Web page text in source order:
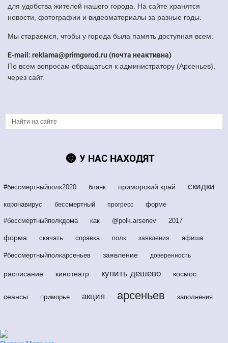
для удобства жителей нашего города. На сайте хранятся
новости, фотографии и видеоматериалы за разные годы.
Мы стараемся, чтобы у города была память доступная всем.
E-mail: reklama@primgorod.ru (почта неактивна)
По всем вопросам обращаться к администратору (Арсеньев),
через сайт.
У НАС НАХОДЯТ
#бессмертныйполк2020 бланк приморский край скидки
коронавирус бессмертный прогресс форме
#бессмертныйполкдома как @polk.arsenev 2017
форма скачать справка полк заявления афиша
#бессмертныйполкарсеньев заявление доверенность
расписание кинотеатр купить дешево космос
сеансы приморье акция арсеньев заполнения